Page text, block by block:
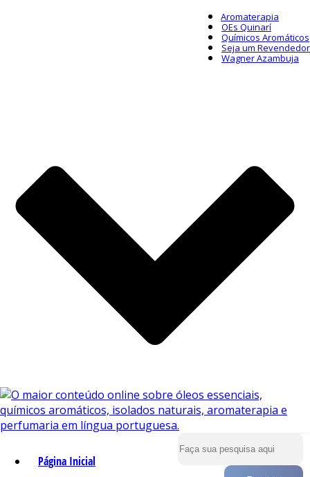
Aromaterapia
OEs Quinarí
Químicos Aromáticos
Seja um Revendedor
Wagner Azambuja
Página Inicial